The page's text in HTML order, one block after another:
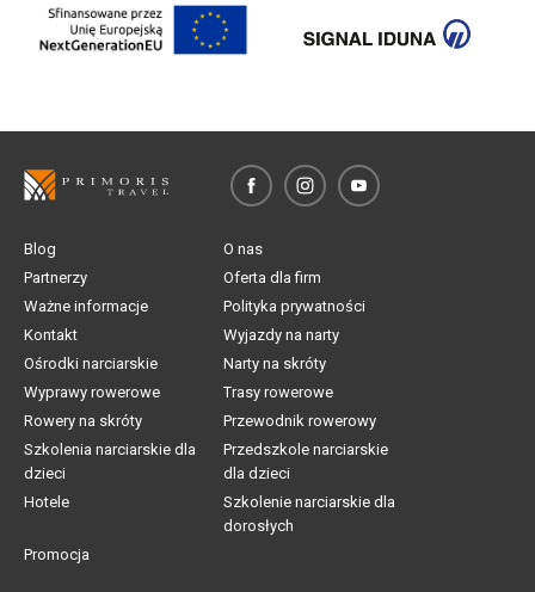
Blog
O nas
Partnerzy
Oferta dla firm
Ważne informacje
Polityka prywatności
Kontakt
Wyjazdy na narty
Ośrodki narciarskie
Narty na skróty
Wyprawy rowerowe
Trasy rowerowe
Rowery na skróty
Przewodnik rowerowy
Szkolenia narciarskie dla
dzieci
Przedszkole narciarskie
dla dzieci
Hotele
Szkolenie narciarskie dla
dorosłych
Promocja